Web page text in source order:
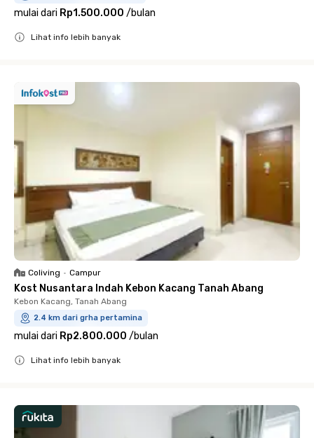
mulai dari Rp1.500.000 /bulan
Lihat info lebih banyak
Coliving • Campur
Kost Nusantara Indah Kebon Kacang Tanah Abang
Kebon Kacang, Tanah Abang
2.4 km dari grha pertamina
mulai dari Rp2.800.000 /bulan
Lihat info lebih banyak